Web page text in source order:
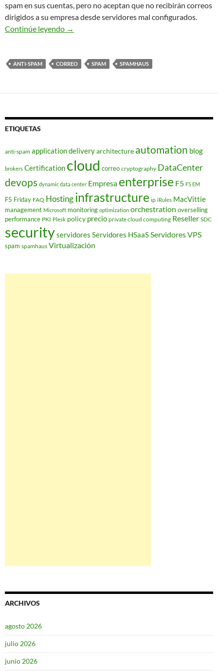
spam en sus cuentas, pero no aceptan que no recibirán correos
dirigidos a su empresa desde servidores mal configurados.
Continúe leyendo Controlando el spam, el primer paso lo
→
ANTI-SPAM CORREO SPAM SPAMHAUS
ETIQUETAS
anti-spam application deliveryarchitecture automation blog
brokers Certification cloud correo cryptography DataCenter
devops dynamic data center Empresa enterprise F5 F5 EM
F5 Friday FAQ Hostinginfrastructure ip iRules MacVittie
management Microsoft monitoring optimization orchestration overselling
performance PKI Plesk policy precio private cloud computing Reseller SDC
securityservidores Servidores HSaaSServidores VPS
spam spamhaus Virtualización
ARCHIVOS
agosto 2026
julio 2026
junio 2026